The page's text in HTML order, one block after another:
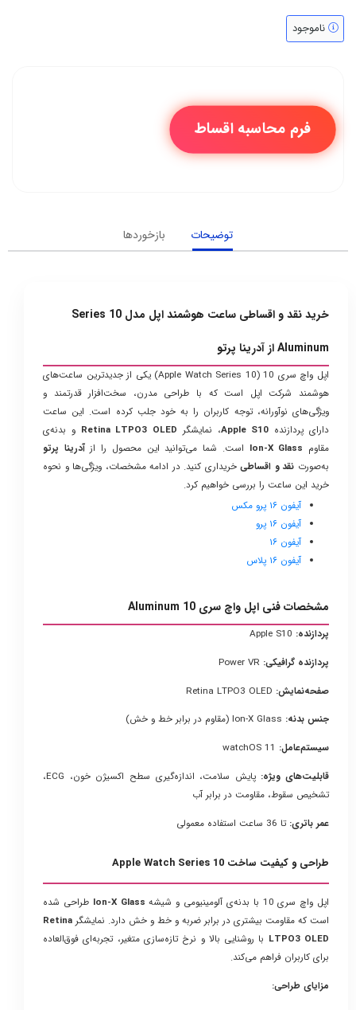
ناموجود
فرم محاسبه اقساط
توضیحات بازخوردها
خرید نقد و اقساطی ساعت هوشمند اپل مدل Series 10
Aluminum از آدرینا پرتو
اپل واچ سری 10 (Apple Watch Series 10) یکی از جدیدترین ساعت‌های
هوشمند شرکت اپل است که با طراحی مدرن، سخت‌افزار قدرتمند و
ویژگی‌های نوآورانه، توجه کاربران را به خود جلب کرده است. این ساعت
دارای پردازنده Apple S10، نمایشگر Retina LTPO3 OLED و بدنه‌ی
مقاوم Ion-X Glass است. شما می‌توانید این محصول را ازآدرینا پرتو
به‌صورت نقد و اقساطیخریداری کنید. در ادامه مشخصات، ویژگی‌ها و نحوه
خرید این ساعت را بررسی خواهیم کرد.
آیفون ۱۶ پرو مکس
آیفون ۱۶ پرو
آیفون ۱۶
آیفون ۱۶ پلاس
مشخصات فنی اپل واچ سری 10 Aluminum
پردازنده:
پردازنده گرافیکی:
صفحه‌نمایش:
جنس بدنه:
سیستم‌عامل:
قابلیت‌های ویژه:
پایش سلامت، اندازه‌گیری سطح اکسیژن خون، ECG،
تشخیص سقوط، مقاومت در برابر آب
عمر باتری: تا 36 ساعت استفاده معمولی
طراحی و کیفیت ساخت Apple Watch Series 10
اپل واچ سری 10 با بدنه‌ی آلومینیومی و شیشه Ion-X Glass طراحی شده
است که مقاومت بیشتری در برابر ضربه و خط و خش دارد. نمایشگر Retina
LTPO3 OLED با روشنایی بالا و نرخ تازه‌سازی متغیر، تجربه‌ای فوق‌العاده
برای کاربران فراهم می‌کند.
مزایای طراحی: